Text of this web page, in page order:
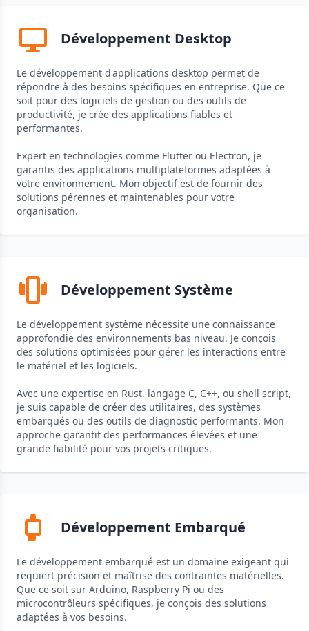
Développement Desktop
Le développement d'applications desktop permet de
répondre à des besoins spécifiques en entreprise. Que ce
soit pour des logiciels de gestion ou des outils de
productivité, je crée des applications fiables et
performantes.
Expert en technologies comme Flutter ou Electron, je
garantis des applications multiplateformes adaptées à
votre environnement. Mon objectif est de fournir des
solutions pérennes et maintenables pour votre
organisation.
Développement Système
Le développement système nécessite une connaissance
approfondie des environnements bas niveau. Je conçois
des solutions optimisées pour gérer les interactions entre
le matériel et les logiciels.
Avec une expertise en Rust, langage C, C++, ou shell script,
je suis capable de créer des utilitaires, des systèmes
embarqués ou des outils de diagnostic performants. Mon
approche garantit des performances élevées et une
grande fiabilité pour vos projets critiques.
Développement Embarqué
Le développement embarqué est un domaine exigeant qui
requiert précision et maîtrise des contraintes matérielles.
Que ce soit sur Arduino, Raspberry Pi ou des
microcontrôleurs spécifiques, je conçois des solutions
adaptées à vos besoins.